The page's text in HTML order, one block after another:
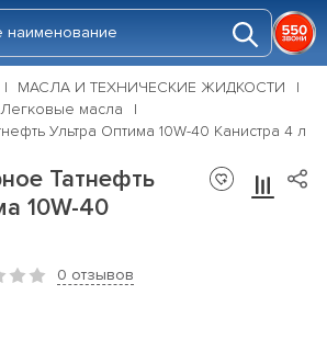
МАСЛА И ТЕХНИЧЕСКИЕ ЖИДКОСТИ
Легковые масла
Ультра Оптима 10W-40 Канистра 4 л
Татнефть
10W-40
0 отзывов